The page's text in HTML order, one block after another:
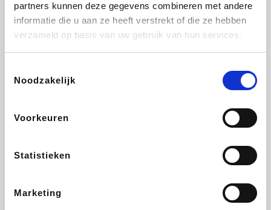
partners kunnen deze gegevens combineren met andere
informatie die u aan ze heeft verstrekt of die ze hebben
verzameld op basis van uw gebruik van hun services.
Noodzakelijk
Voorkeuren
Statistieken
Marketing
DectDirect
Brussels Airlines
ZEB Get Your Guide